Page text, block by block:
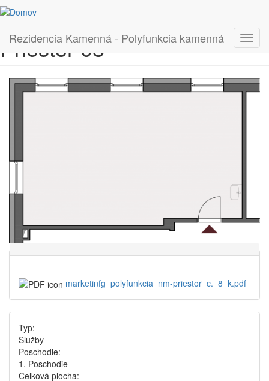
Skočiť na hlavný obsah
Rezidencia Kamenná - Polyfunkcia kamenná
Priestor 08
marketinfg_polyfunkcia_nm-priestor_c._8_k.pdf
Typ:
Služby
Poschodie:
1. Poschodie
Celková plocha: